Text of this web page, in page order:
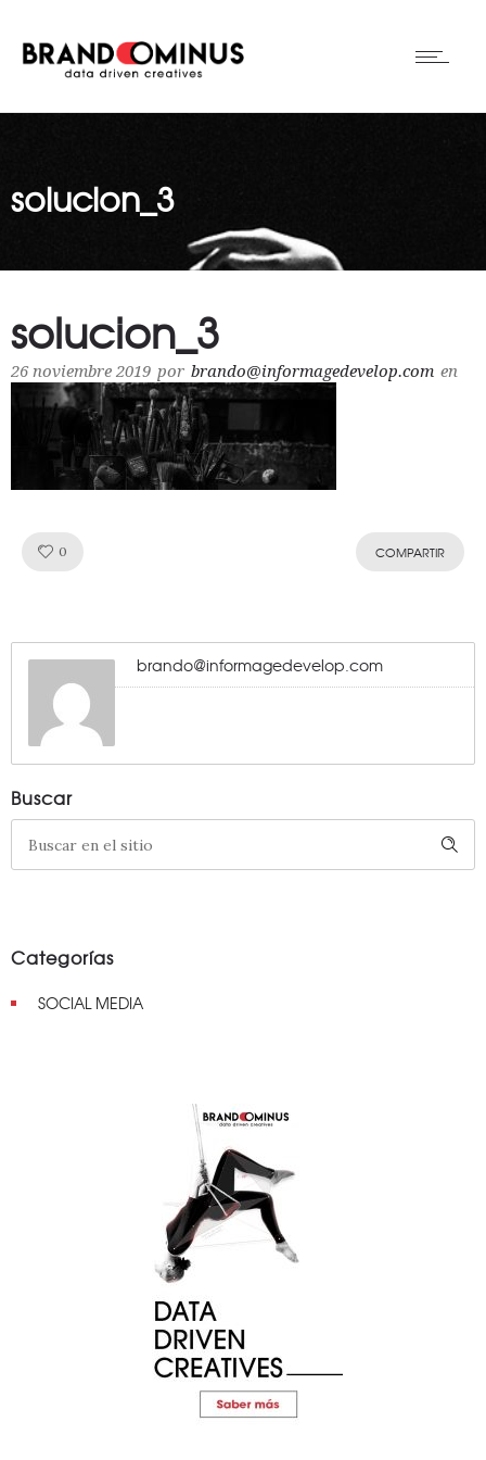
solucion_3
solucion_3
26 noviembre 2019 por brando@informagedevelop.com en
0 COMPARTIR
brando@informagedevelop.com
Buscar
Categorías
SOCIAL MEDIA